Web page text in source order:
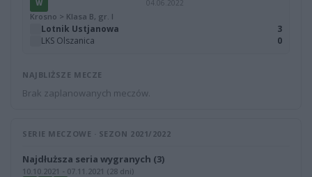
W 04.06.2022
Krosno > Klasa B, gr. I
Lotnik Ustjanowa
3
LKS Olszanica
0
NAJBLIŻSZE MECZE
Brak zaplanowanych meczów.
SERIE MECZOWE · SEZON 2021/2022
Najdłuższa seria wygranych (3)
10.10.2021 - 07.11.2021 (28 dni)